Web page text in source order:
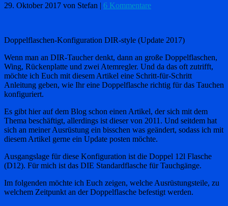
29. Oktober 2017 von Stefan | 6 Kommentare
Doppelflaschen-Konfiguration DIR-style (Update 2017)
Wenn man an DIR-Taucher denkt, dann an große Doppelflaschen,
Wing, Rückenplatte und zwei Atemregler. Und da das oft zutrifft,
möchte ich Euch mit diesem Artikel eine Schritt-für-Schritt
Anleitung geben, wie Ihr eine Doppelflasche richtig für das Tauchen
konfiguriert.
Es gibt hier auf dem Blog schon einen Artikel, der sich mit dem
Thema beschäftigt, allerdings ist dieser von 2011. Und seitdem hat
sich an meiner Ausrüstung ein bisschen was geändert, sodass ich mit
diesem Artikel gerne ein Update posten möchte.
Ausgangslage für diese Konfiguration ist die Doppel 12l Flasche
(D12). Für mich ist das DIE Standardflasche für Tauchgänge.
Im folgenden möchte ich Euch zeigen, welche Ausrüstungsteile, zu
welchem Zeitpunkt an der Doppelflasche befestigt werden.